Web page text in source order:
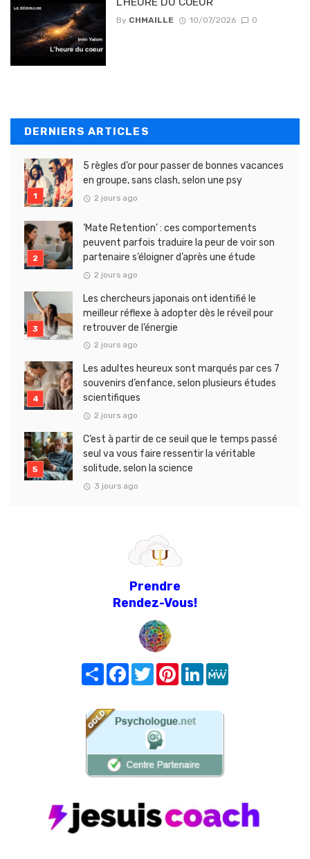
By CHMAILLE 10/07/2026 0
DERNIERS ARTICLES
5 règles d’or pour passer de bonnes vacances
en groupe, sans clash, selon une psy
2 jours ago
‘Mate Retention’ : ces comportements
peuvent parfois traduire la peur de voir son
partenaire s’éloigner d’après une étude
2 jours ago
Les chercheurs japonais ont identifié le
meilleur réflexe à adopter dès le réveil pour
retrouver de l’énergie
2 jours ago
Les adultes heureux sont marqués par ces 7
souvenirs d’enfance, selon plusieurs études
scientifiques
2 jours ago
C’est à partir de ce seuil que le temps passé
seul va vous faire ressentir la véritable
solitude, selon la science
3 jours ago
Prendre
Rendez-Vous!
Share FacebookTwitterPinterest
LinkedIn